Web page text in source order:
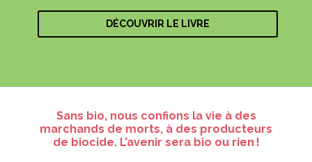
DÉCOUVRIR LE LIVRE
Sans bio, nous confions la vie à des
marchands de morts, à des producteurs
de biocide. L’avenir sera bio ou rien !